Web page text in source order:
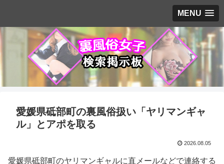
MENU
愛媛県砥部町の裏風俗扱い「ヤリマンギャ
ル」とアポを取る
2026.08.05
愛媛県砥部町のヤリマンギャルに直メールなどで連絡する